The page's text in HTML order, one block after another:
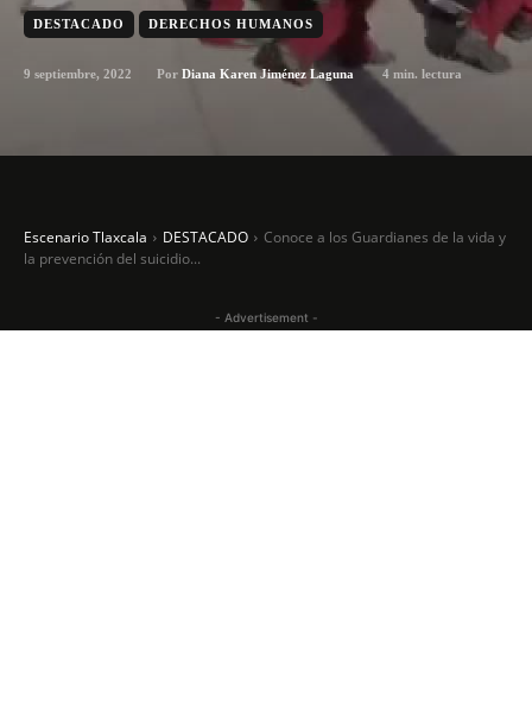
DESTACADO DERECHOS HUMANOS
9 septiembre, 2022 Por Diana Karen Jiménez Laguna 4 min. lectura
Escenario Tlaxcala DESTACADO
Conoce a los Guardianes de la vida y
la prevención del suicidio...
- Advertisement -